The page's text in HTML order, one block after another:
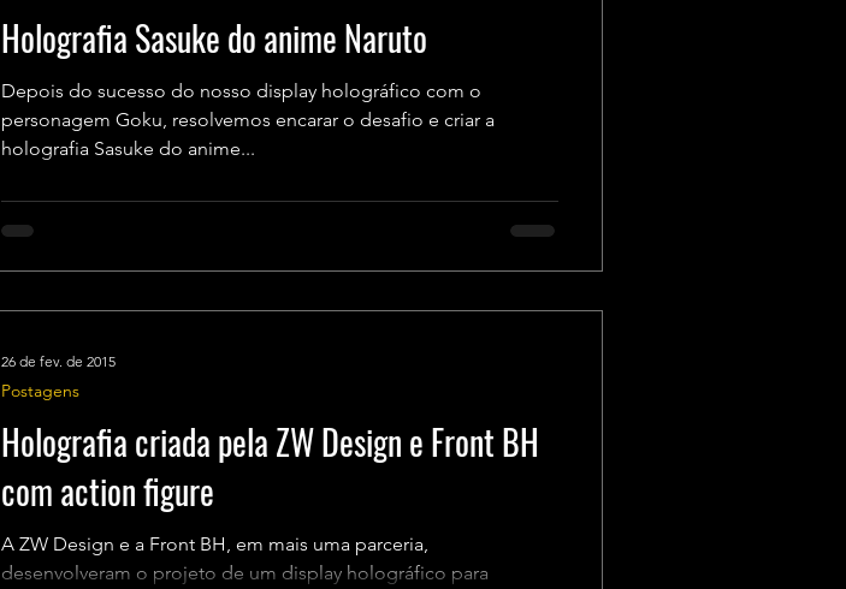
Holografia Sasuke do anime Naruto
Depois do sucesso do nosso display holográfico com o
personagem Goku, resolvemos encarar o desafio e criar a
holografia Sasuke do anime...
Holografia criada pela ZW Design e Front BH
com action figure
A ZW Design e a Front BH, em mais uma parceria,
desenvolveram o projeto de um display holográfico para
Postagens
26 de fev. de 2015